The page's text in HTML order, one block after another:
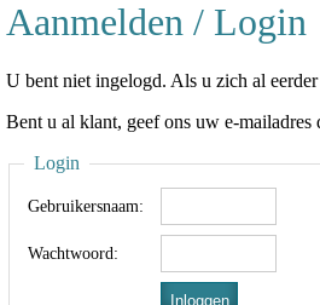
Aanmelden / Login
U bent niet ingelogd. Als u zich al
Bent u al klant, geef ons uw e-
Login
Gebruikersnaam:
Wachtwoord: